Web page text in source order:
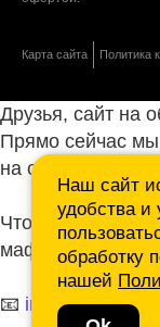
Карта сайта Политика
Наш сайт
удобства
обработку
нашей
Друзья, сайт на
Прямо сейчас
на сайте.
Чтобы не ждать,
маф нам на
📧